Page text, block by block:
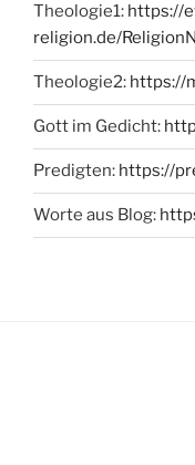
Theologie1: https://
religion.de/
Theologie2: https://
Gott im Gedicht:
Predigten: https://
Worte aus Blog: